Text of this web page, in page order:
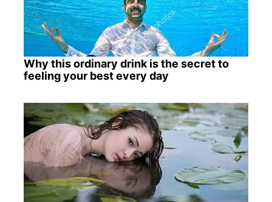
Why this ordinary drink is the secret to
feeling your best every day